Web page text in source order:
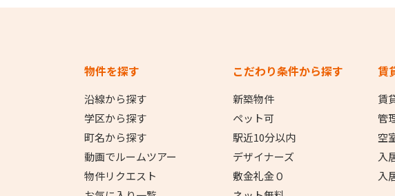
物件を探す
沿線から探す
学区から探す
町名から探す
動画でルームツアー
物件リクエスト
こだわり条件から探す
新築物件
ペット可
駅近10分以内
デザイナーズ
敷金礼金０
賃
賃
管
空
入
入